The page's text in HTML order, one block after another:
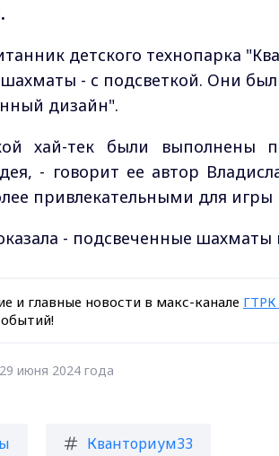
детского технопарка
- с подсветкой. Они
дизайн".
хай-тек были выполнены
- говорит ее автор
привлекательными для
- подсвеченные
и главные новости в макс-канале
июня 2024 года
Кванториум33